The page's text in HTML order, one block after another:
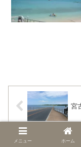
宮
羽田から宮古島へ空港
メニュー ホーム